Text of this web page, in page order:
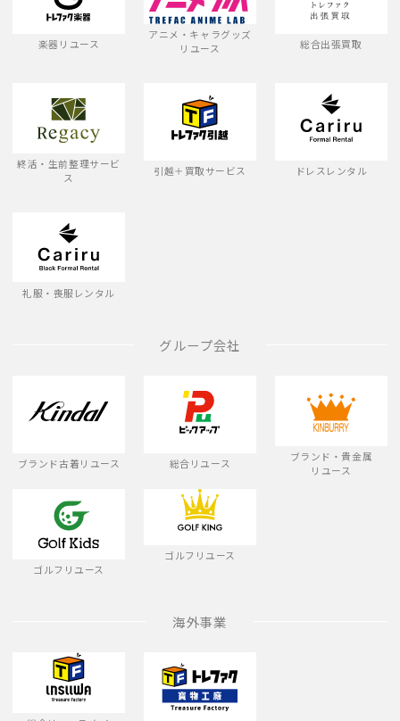
楽器リユース
アニメ・キャラグッズ
リユース
総合出張買取
終活・生前整理サービ
ス
引越＋買取サービス ドレスレンタル
礼服・喪服レンタル
グループ会社
ブランド古着リユース 総合リユース
ブランド・貴金属
リユース
ゴルフリユース
ゴルフリユース
海外事業